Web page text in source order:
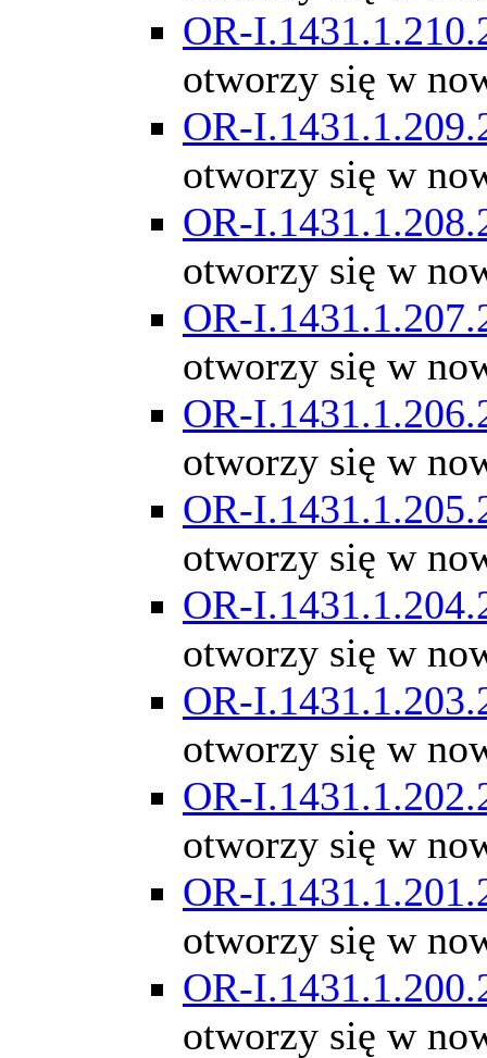
OR-
otworzy się w
OR-
otworzy się w
OR-
otworzy się w
OR-
otworzy się w
OR-
otworzy się w
OR-
otworzy się w
OR-
otworzy się w
OR-
otworzy się w
OR-
otworzy się w
OR-
otworzy się w
OR-
otworzy się w